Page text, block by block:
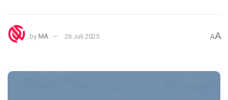
by MA 26 Juli 2025 AA